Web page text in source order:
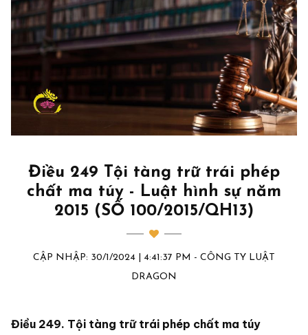
Điều 249 Tội tàng trữ trái phép
chất ma túy - Luật hình sự năm
2015 (SỐ 100/2015/QH13)
CẬP NHẬP: 30/1/2024 | 4:41:37 PM - CÔNG TY LUẬT
DRAGON
Điều 249. Tội tàng trữ trái phép chất ma túy